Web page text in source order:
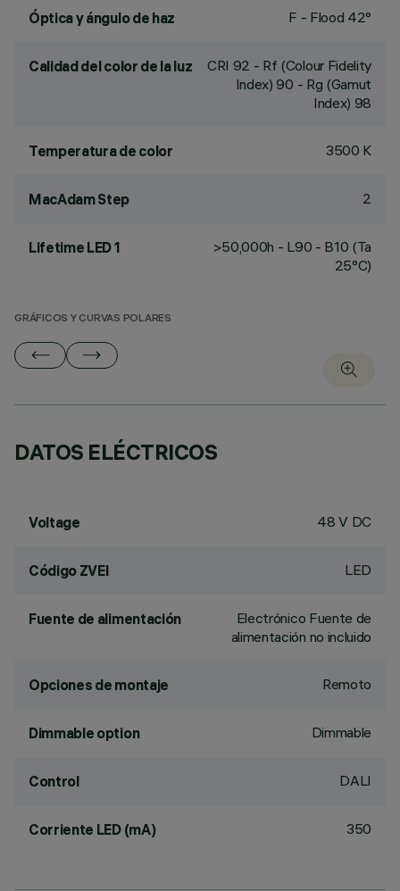
Óptica y ángulo de haz F - Flood 42°
Calidad del color de la luz CRI 92 - Rf (Colour Fidelity
Index) 90 - Rg (Gamut
Index) 98
Temperatura de color 3500 K
MacAdam Step 2
Lifetime LED 1
>50,000h - L90 - B10 (Ta
25°C)
GRÁFICOS Y CURVAS POLARES
DATOS ELÉCTRICOS
Voltage 48 V DC
Código ZVEI LED
Fuente de alimentación
Electrónico Fuente de
alimentación no incluido
Opciones de montaje Remoto
Dimmable option Dimmable
Control DALI
Corriente LED (mA) 350